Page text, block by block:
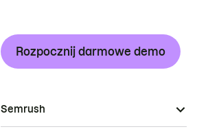
Rozpocznij darmowe demo
Semrush